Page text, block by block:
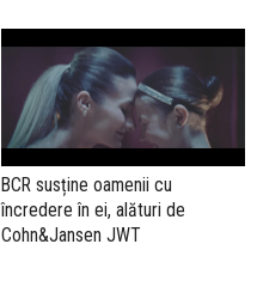
BCR susține oamenii cu
încredere în ei, alături de
Cohn&Jansen JWT